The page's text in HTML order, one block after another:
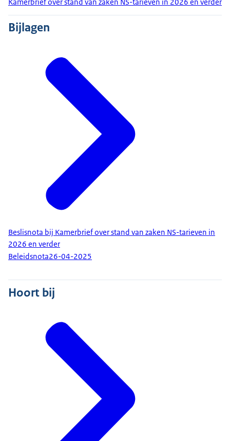
Bijlagen
Beslisnota bij Kamerbrief over stand van zaken NS-tarieven in
2026 en verder
Beleidsnota26-04-2025
Hoort bij